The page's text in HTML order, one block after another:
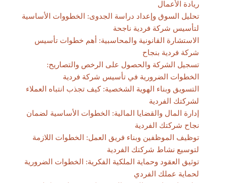
ريادة الأعمال
تحليل السوق وإعداد دراسة الجدوى: الخطووات الأساسية
لتأسيس شركة فردية ناجحة
الاستشارة القانونية والمحاسبية: أهم خطوات تأسيس
شركة فردية بنجاح
تسجيل الشركة والحصول على الرخص والتصاريح:
الخطوات الضرورية في تأسيس شركة فردية
التسويق وبناء الهوية الشخصية: كيف تجذب انتباه العملاء
لشركتك الفردية
إدارة المال والقضايا المالية: الخطوات الأساسية لضمان
نجاح شركتك الفردية
توظيف الموظفين وبناء فريق العمل: الخطوات اللازمة
لتوسيع نشاط شركتك الفردية
توثيق العقود وحماية الملكية الفكرية: الخطوات الضرورية
لحماية عملك الفردي